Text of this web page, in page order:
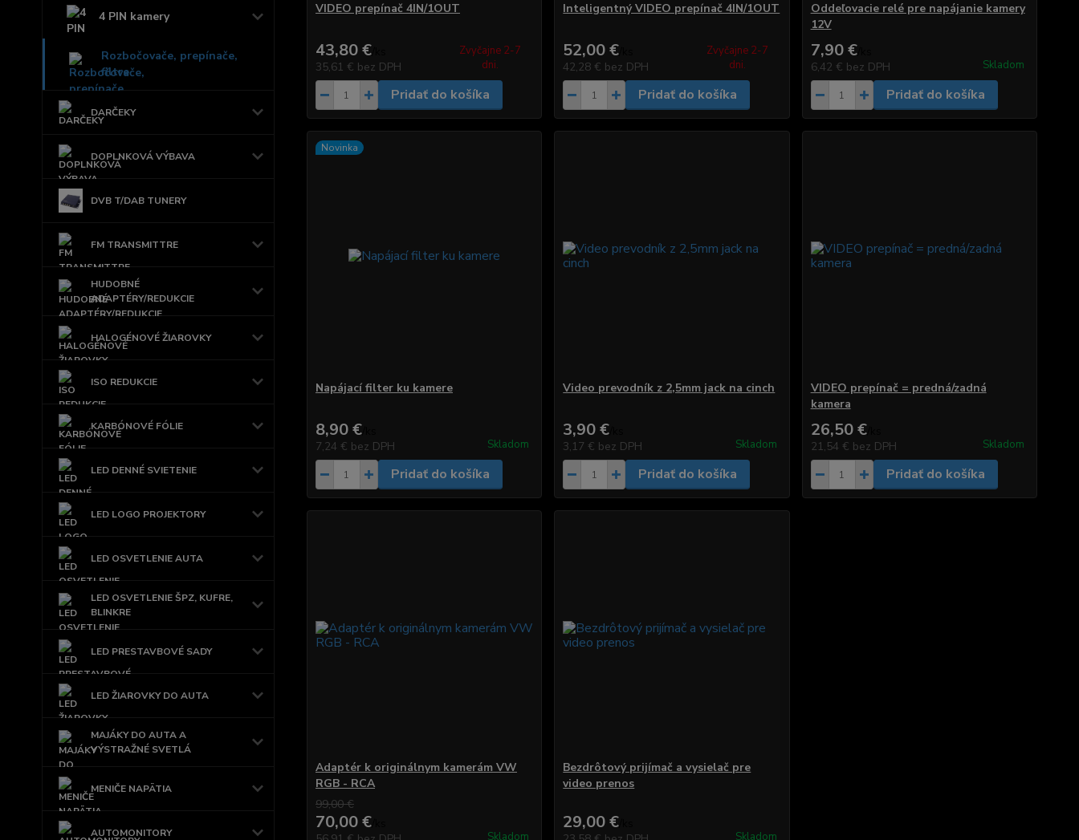
4 PIN kamery
Rozbočovače, prepínače,
filtre
DARČEKY
DOPLNKOVÁ VÝBAVA
DVB T/DAB TUNERY
FM TRANSMITTRE
HUDOBNÉ
ADAPTÉRY/REDUKCIE
HALOGÉNOVÉ ŽIAROVKY
ISO REDUKCIE
KARBÓNOVÉ FÓLIE
LED DENNÉ SVIETENIE
LED LOGO PROJEKTORY
LED OSVETLENIE AUTA
LED OSVETLENIE ŠPZ, KUFRE,
BLINKRE
LED PRESTAVBOVÉ SADY
LED ŽIAROVKY DO AUTA
MAJÁKY DO AUTA A
VÝSTRAŽNÉ SVETLÁ
MENIČE NAPÄTIA
AUTOMONITORY
VIDEO prepínač 4IN/1OUT
43,80 €/
35,61 € bez DPH
Zvyčajne 2-7
dni.
Pridať do košíka
Inteligentný VIDEO prepínač 4IN/1OUT
52,00 €
42,28 € bez DPH
Zvyčajne 2-7
dni.
Pridať do košíka
Oddeľovacie relé pre napájanie kamery
12V
7,90 €/
6,42 € bez DPH Skladom
Pridať do košíka
Novinka
Napájací filter ku kamere
8,90 €/
7,24 € bez DPH Skladom
Pridať do košíka
Video prevodník z 2,5mm jack na cinch
3,90 €
3,17 € bez DPH Skladom
Pridať do košíka
VIDEO prepínač = predná/zadná
kamera
26,50 €/
21,54 € bez DPH Skladom
Pridať do košíka
Adaptér k originálnym kamerám VW
RGB - RCA
99,00 €
70,00 €/
Skladom
Bezdrôtový prijímač a vysielač pre
video prenos
29,00 €
Skladom